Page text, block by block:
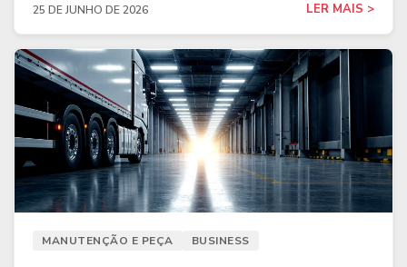
25 DE JUNHO DE 2026 LER MAIS >
MANUTENÇÃO E PEÇA BUSINESS